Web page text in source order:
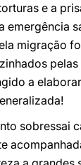
e a
emergência
migração
a
sobressai